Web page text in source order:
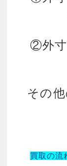
②外寸
その
買取の流